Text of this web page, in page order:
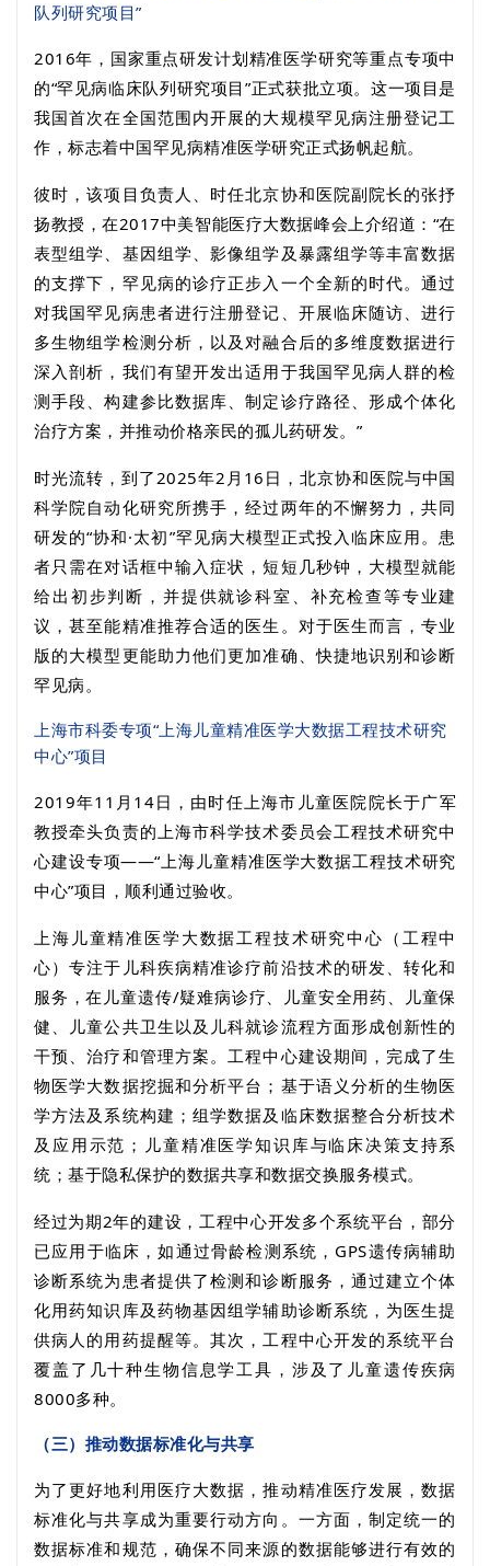
队列研究项目”
2016年，国家重点研发计划精准医学研究等重点专项中
的“罕见病临床队列研究项目”正式获批立项。这一项目是
我国首次在全国范围内开展的大规模罕见病注册登记工
作，标志着中国罕见病精准医学研究正式扬帆起航。
彼时，该项目负责人、时任北京协和医院副院长的张抒
扬教授，在2017中美智能医疗大数据峰会上介绍道：“在
表型组学、基因组学、影像组学及暴露组学等丰富数据
的支撑下，罕见病的诊疗正步入一个全新的时代。通过
对我国罕见病患者进行注册登记、开展临床随访、进行
多生物组学检测分析，以及对融合后的多维度数据进行
深入剖析，我们有望开发出适用于我国罕见病人群的检
测手段、构建参比数据库、制定诊疗路径、形成个体化
治疗方案，并推动价格亲民的孤儿药研发。”
时光流转，到了2025年2 月 16 日，北京协和医院与中国
科学院自动化研究所携手，经过两年的不懈努力，共同
研发的“协和·太初”罕见病大模型正式投入临床应用。患
者只需在对话框中输入症状，短短几秒钟，大模型就能
给出初步判断，并提供就诊科室、补充检查等专业建
议，甚至能精准推荐合适的医生。对于医生而言，专业
版的大模型更能助力他们更加准确、快捷地识别和诊断
罕见病。
上海市科委专项“上海儿童精准医学大数据工程技术研究
中心”项目
2019年11 月 14日，由时任上海市儿童医院院长于广军
教授牵头负责的上海市科学技术委员会工程技术研究中
心建设专项——“上海儿童精准医学大数据工程技术研究
中心”项目，顺利通过验收。
上海儿童精准医学大数据工程技术研究中心（工程中
心）专注于儿科疾病精准诊疗前沿技术的研发、转化和
服务，在儿童遗传/疑难病诊疗、儿童安全用药、儿童保
健、儿童公共卫生以及儿科就诊流程方面形成创新性的
干预、治疗和管理方案。工程中心建设期间，完成了生
物医学大数据挖掘和分析平台；基于语义分析的生物医
学方法及系统构建；组学数据及临床数据整合分析技术
及应用示范；儿童精准医学知识库与临床决策支持系
统；基于隐私保护的数据共享和数据交换服务模式。
经过为期2年的建设，工程中心开发多个系统平台，部分
已应用于临床，如通过骨龄检测系统， GPS遗传病辅助
诊断系统为患者提供了检测和诊断服务，通过建立个体
化用药知识库及药物基因组学辅助诊断系统，为医生提
供病人的用药提醒等。其次，工程中心开发的系统平台
覆盖了几十种生物信息学工具，涉及了儿童遗传疾病
8000多种。
（三）推动数据标准化与共享
为了更好地利用医疗大数据，推动精准医疗发展，数据
标准化与共享成为重要行动方向。一方面，制定统一的
数据标准和规范，确保不同来源的数据能够进行有效的